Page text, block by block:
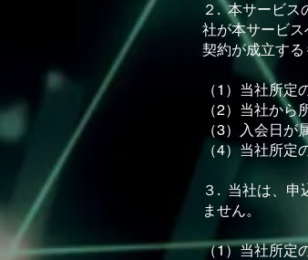
２. 本サービス
社が本サービ
契約が成⽴する
（1）当社所定
（2）当社から
（3）⼊会⽇
（4）当社所
３. 当社は、申
ません。
（1）当社所定